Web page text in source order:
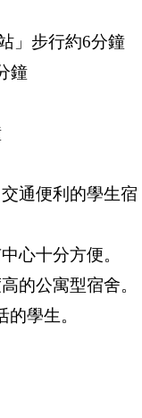
」步行約6分鐘
鐘
通便利的學生宿
心十分方便。
的公寓型宿舍。
學生。